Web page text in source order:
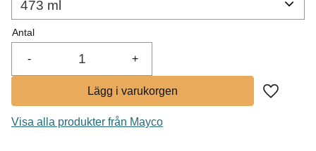
Antal
+
-
Lägg till
Visa alla produkter från Mayco